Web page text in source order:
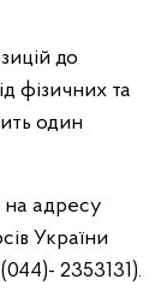
до
фізичних та
один
на адресу
України
2353131).